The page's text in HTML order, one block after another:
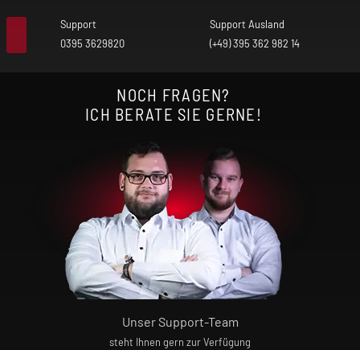
Support
0395 3629820
Support Ausland
(+49) 395 362 982 14
NOCH FRAGEN?
ICH BERATE SIE GERNE!
Unser Support-Team
steht Ihnen gern zur Verfügung